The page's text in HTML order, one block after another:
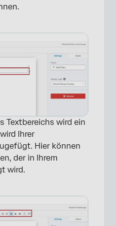
Textbereichs wird ein
wird Ihrer
Hier können
der in Ihrem
wird.